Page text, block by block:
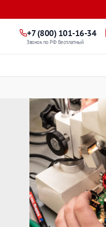
+7 (800) 101-16-34
Звонок по РФ бесплатный